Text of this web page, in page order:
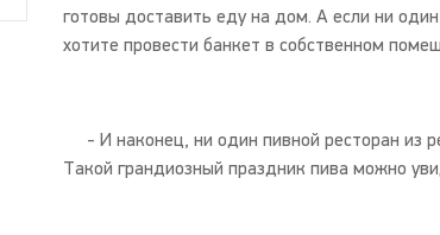
готовы доставить еду на дом. А если ни
хотите провести банкет в собственном
- И наконец, ни один пивной ресторан из
Такой грандиозный праздник пива можно